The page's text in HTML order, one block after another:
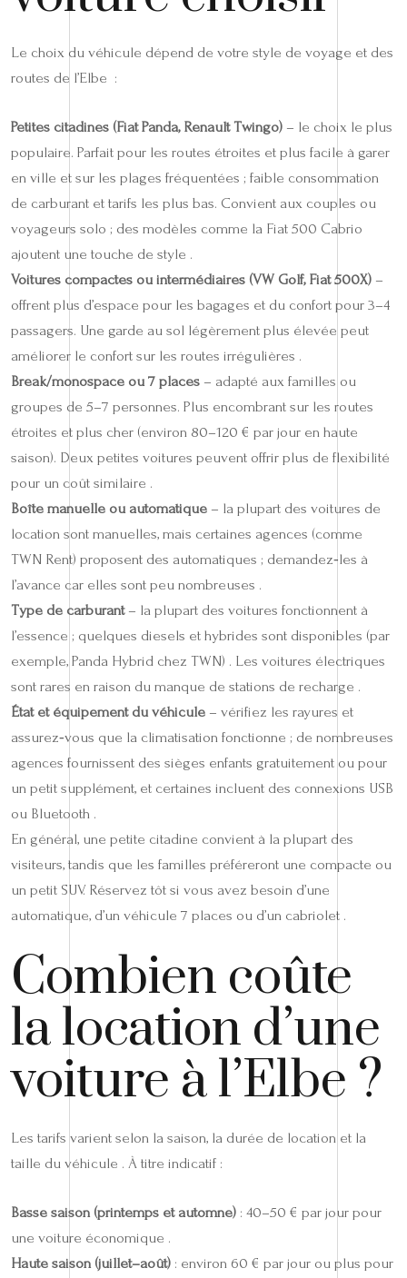
Le choix du véhicule dépend de votre style de voyage et des
routes de l’Elbe :
Petites citadines (Fiat Panda, Renault Twingo) – le choix le plus
populaire. Parfait pour les routes étroites et plus facile à garer
en ville et sur les plages fréquentées ; faible consommation
de carburant et tarifs les plus bas. Convient aux couples ou
voyageurs solo ; des modèles comme la Fiat 500 Cabrio
ajoutent une touche de style .
Voitures compactes ou intermédiaires (VW Golf, Fiat 500X) –
offrent plus d’espace pour les bagages et du confort pour 3–4
passagers. Une garde au sol légèrement plus élevée peut
améliorer le confort sur les routes irrégulières .
Break/monospace ou 7 places – adapté aux familles ou
groupes de 5–7 personnes. Plus encombrant sur les routes
étroites et plus cher (environ 80–120 € par jour en haute
saison). Deux petites voitures peuvent offrir plus de flexibilité
pour un coût similaire .
Boîte manuelle ou automatique – la plupart des voitures de
location sont manuelles, mais certaines agences (comme
TWN Rent) proposent des automatiques ; demandez‑les à
l’avance car elles sont peu nombreuses .
Type de carburant– la plupart des voitures fonctionnent à
l’essence ; quelques diesels et hybrides sont disponibles (par
exemple, Panda Hybrid chez TWN) . Les voitures électriques
sont rares en raison du manque de stations de recharge .
État et équipement du véhicule – vérifiez les rayures et
assurez‑vous que la climatisation fonctionne ; de nombreuses
agences fournissent des sièges enfants gratuitement ou pour
un petit supplément, et certaines incluent des connexions USB
ou Bluetooth .
En général, une petite citadine convient à la plupart des
visiteurs, tandis que les familles préféreront une compacte ou
un petit SUV. Réservez tôt si vous avez besoin d’une
automatique, d’un véhicule 7 places ou d’un cabriolet .
Combien coûte
la location d’une
voiture à l’Elbe ?
Les tarifs varient selon la saison, la durée de location et la
taille du véhicule . À titre indicatif :
Basse saison (printemps et automne) : 40–50 € par jour pour
une voiture économique .
Haute saison (juillet–août) : environ 60 € par jour ou plus pour